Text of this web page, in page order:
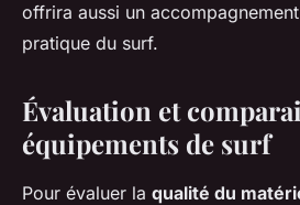
offrira aussi un
pratique du surf.
Évaluation et
équipements de surf
Pour évaluer la qualité du